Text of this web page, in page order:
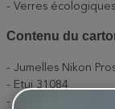
- Verres écologiques
Contenu du
- Jumelles Nikon
- Etui 31084
- Etui 31246